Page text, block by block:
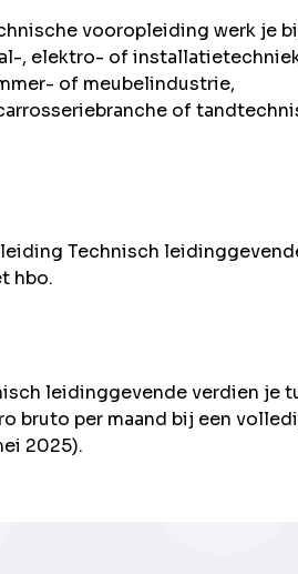
vooropleiding werk je
, elektro- of
of meubelindustrie,
of
Technisch
hbo.
leidinggevende verdien je
bruto per maand bij een
2025).